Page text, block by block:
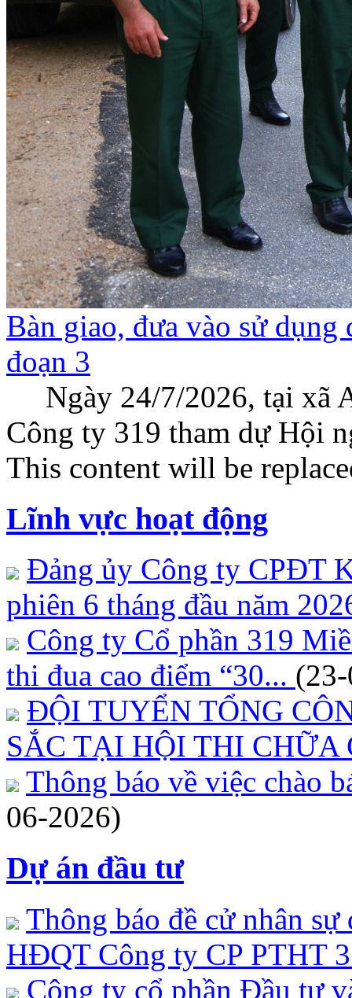
Bàn giao, đưa vào sử
đoạn 3
Ngày 24/7/2026, tại xã
Công ty 319 tham dự Hội
This content will be
Lĩnh vực hoạt động
Đảng ủy Công ty CPĐT
phiên 6 tháng đầu năm
Công ty Cổ phần 319
thi đua cao điểm “30...
ĐỘI TUYỂN TỔNG
SẮC TẠI HỘI THI
Thông báo về việc chào
06-2026)
Dự án đầu tư
Thông báo đề cử nhân
HĐQT Công ty CP PTHT
Công ty cổ phần Đầu tư